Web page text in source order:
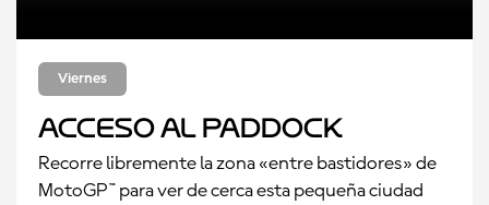
Viernes
Acceso al Paddock
Recorre libremente la zona «entre bastidores» de
MotoGP™ para ver de cerca esta pequeña ciudad